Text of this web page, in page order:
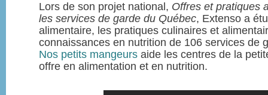
Lors de son projet national, Offres et pratiques
les services de garde du Québec, Extenso a
alimentaire, les pratiques culinaires et
connaissances en nutrition de 106 services de
Nos petits mangeurs aide les centres de la
offre en alimentation et en nutrition.